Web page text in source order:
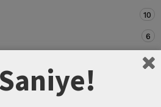
10
6
5